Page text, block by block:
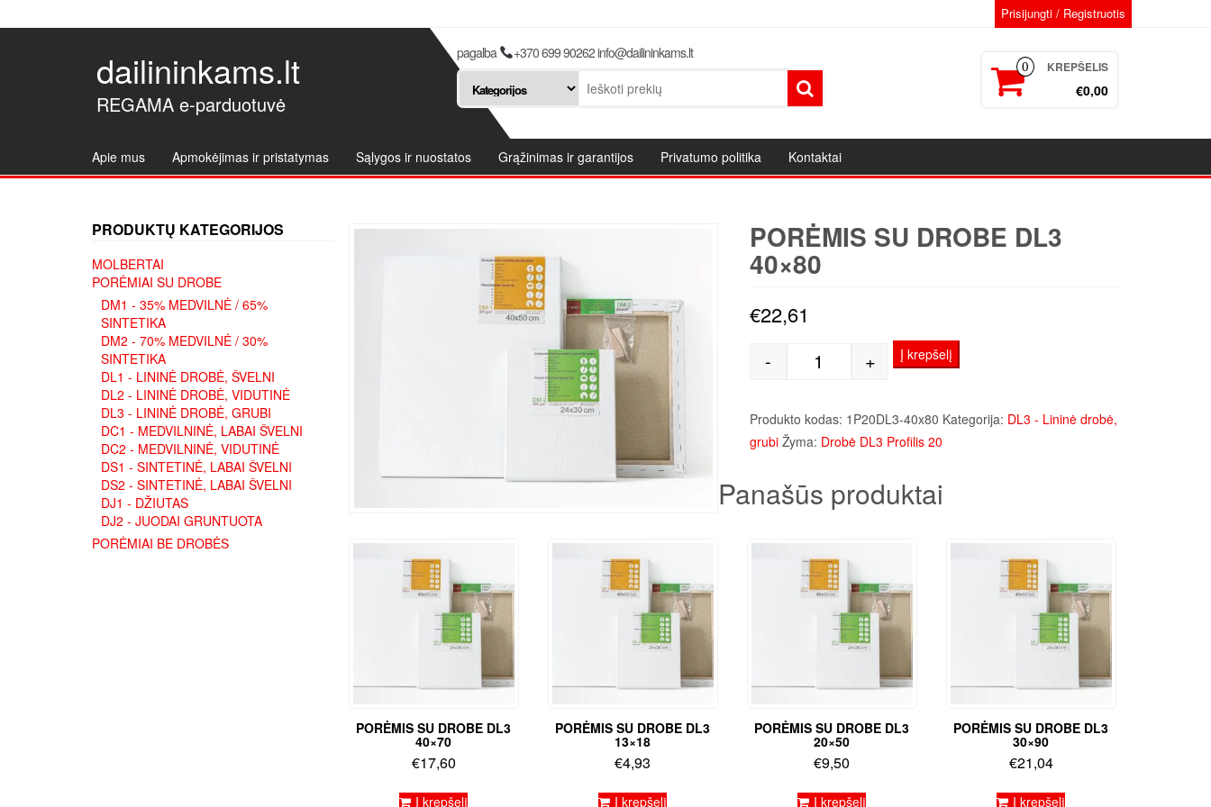
Prisijungti / Registruotis
dailininkams.lt
REGAMA e-parduotuvė
pagalba +370 699 90262 info@dailininkams.lt
0 KREPŠELIS
€0,00
Apie mus Apmokėjimas ir pristatymas Sąlygos ir nuostatos Grąžinimas ir garantijos Privatumo politika Kontaktai
PRODUKTŲ KATEGORIJOS
MOLBERTAI
PORĖMIAI SU DROBE
DM1 - 35% MEDVILNĖ / 65%
SINTETIKA
DM2 - 70% MEDVILNĖ / 30%
SINTETIKA
DL1 - LININĖ DROBĖ, ŠVELNI
DL2 - LININĖ DROBĖ, VIDUTINĖ
DL3 - LININĖ DROBĖ, GRUBI
DC1 - MEDVILNINĖ, LABAI ŠVELNI
DC2 - MEDVILNINĖ, VIDUTINĖ
DS1 - SINTETINĖ, LABAI ŠVELNI
DS2 - SINTETINĖ, LABAI ŠVELNI
DJ1 - DŽIUTAS
DJ2 - JUODAI GRUNTUOTA
PORĖMIAI BE DROBĖS
PORĖMIS SU DROBE DL3
40×80
€22,61
produkto kiekis: Porėmis su drobe DL3 40x80
- + Į krepšelį
Produkto kodas: 1P20DL3-40x80 Kategorija: DL3 - Lininė drobė,
grubi Žyma: Drobė DL3 Profilis 20
Panašūs produktai
PORĖMIS SU DROBE DL3
40×70
€17,60
Į krepšelį
PORĖMIS SU DROBE DL3
13×18
€4,93
Į krepšelį
PORĖMIS SU DROBE DL3
20×50
€9,50
Į krepšelį
PORĖMIS SU DROBE DL3
30×90
€21,04
Į krepšelį